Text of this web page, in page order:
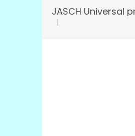
Hodnocení produktu je
|